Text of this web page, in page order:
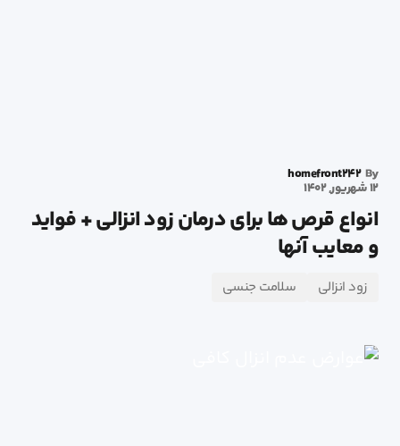
By
homefront242
12 شهریور, 1402
انواع قرص ها برای درمان زود انزالی + فواید
و معایب آنها
زود انزالی سلامت جنسی